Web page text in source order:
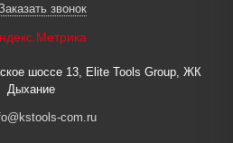
звонок
шоссе 13, Elite Tools Group, ЖК
Дыхание
com.ru